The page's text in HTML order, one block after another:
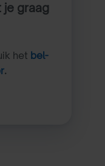
graag
het bel-
.